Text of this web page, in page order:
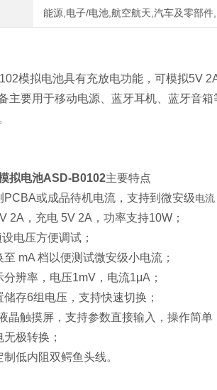
能源,电子/电池,航空航天,汽车及零部件
模拟电池具有充放电功能，可模拟5V
主要用于移动电源、蓝牙耳机、蓝牙音
拟电池ASD-B0102主要特点
PCBA或成品待机电流，支持到微安级电流
2A，充电 5V 2A，功率支持10W；
设电压方便调试；
至 mA 档以便测试微安级小电流；
分辨率，电压1mV，电流1μA；
储存6组电压，支持快速切换；
晶触摸屏，支持参数直接输入，操作简单
无极转换；
制低内阻双鳄鱼头线。